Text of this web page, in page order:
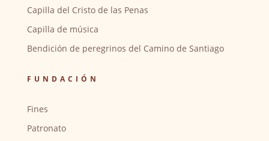
Capilla del Cristo de las Penas
Capilla de música
Bendición de peregrinos del Camino de Santiago
FUNDACIÓN
Fines
Patronato